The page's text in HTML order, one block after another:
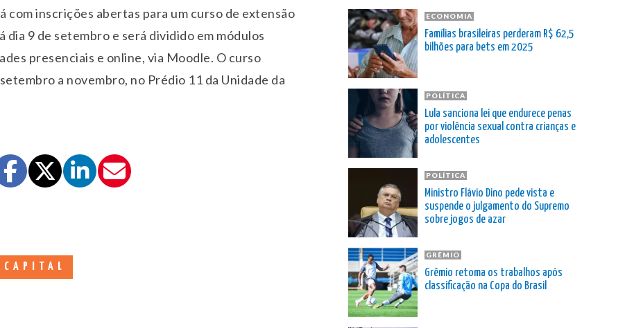
com inscrições abertas para um curso de extensão
9 de setembro e será dividido em módulos
presenciais e online, via Moodle. O curso
a novembro, no Prédio 11 da Unidade da
ECONOMIA
Famílias brasileiras perderam R$ 62,5
bilhões para bets em 2025
POLÍTICA
Lula sanciona lei que endurece penas
por violência sexual contra crianças e
adolescentes
POLÍTICA
Ministro Flávio Dino pede vista e
suspende o julgamento do Supremo
sobre jogos de azar
GRÊMIO
Grêmio retoma os trabalhos após
classificação na Copa do Brasil